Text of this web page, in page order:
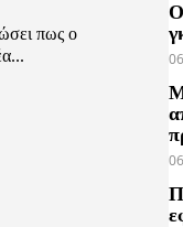
πως ο
Ο